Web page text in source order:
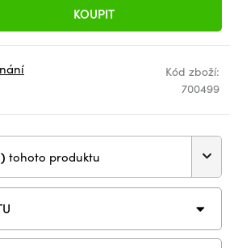
KOUPIT
Kód zboží:
700499
(1) tohoto produktu